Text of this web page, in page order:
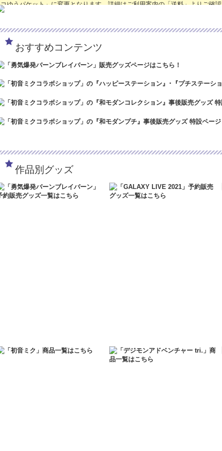
コゆうパケット」に変更となります。詳細はご利用案内の「送料」よりご確
2024.4.16
は4/30～5/2の間、および5/7以降に順次ご対応させていただきます。ご迷惑
ど何卒よろしくお願い致します。
2024.3.12「勇気爆発バーンブレイバーン」各種グッズ予約受付中です！
被災地の皆様の安全を心よりお祈り申し上げます。キャラメガECサイトは本
2023.12.27【年末年始休業のお知らせ】誠に勝手ながら、キャラメガECサイ
は、2024年1月4日（木）より、順次ご対応させていただきます。ご迷惑をお
2023.4.16 【GW休業のお知らせ】誠に勝手ながら、キャラメガECサイトは
間、GW休業となります。期間中に頂きましたご注文・お問い合わせにつきま
2023.2.6
2022.1.19メンテナンスに伴いまして、2022年1月26日（水）AM6:00～
2022.1.7システムメンテナンスに伴いまして、2022年1月19日（水）AM6:00
アクセスできない状態となります。ご迷惑をおかけいたしますが、ご了承の
2021.7.7東京オリンピックに伴うお届け遅延の可能性について
正午をもちまして、送料無料キャンペーンを終了いたしました。
おすすめコンテンツ
作品別グッズ